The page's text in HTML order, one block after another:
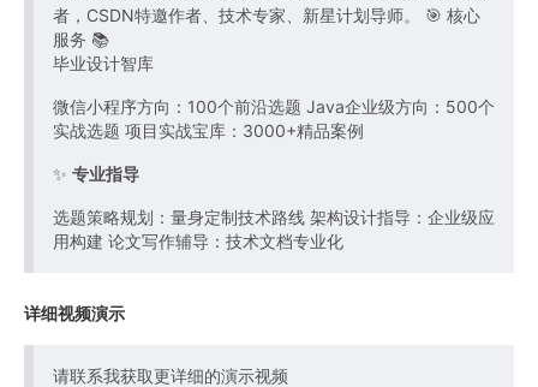
者，CSDN特邀作者、技术专家、新星计划导师。 🎯 核心
服务 📚
毕业设计智库
微信小程序方向：100个前沿选题 Java企业级方向：500个
实战选题 项目实战宝库：3000+精品案例
✨ 专业指导
选题策略规划：量身定制技术路线 架构设计指导：企业级应
用构建 论文写作辅导：技术文档专业化
详细视频演示
请联系我获取更详细的演示视频